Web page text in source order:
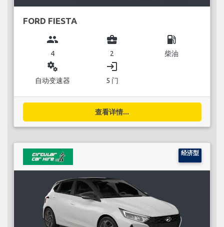
FORD FIESTA
group
4
business_center
2
local_gas_station
柴油
miscellaneous_services
自动变速器
login
5 门
查看详情...
经济型